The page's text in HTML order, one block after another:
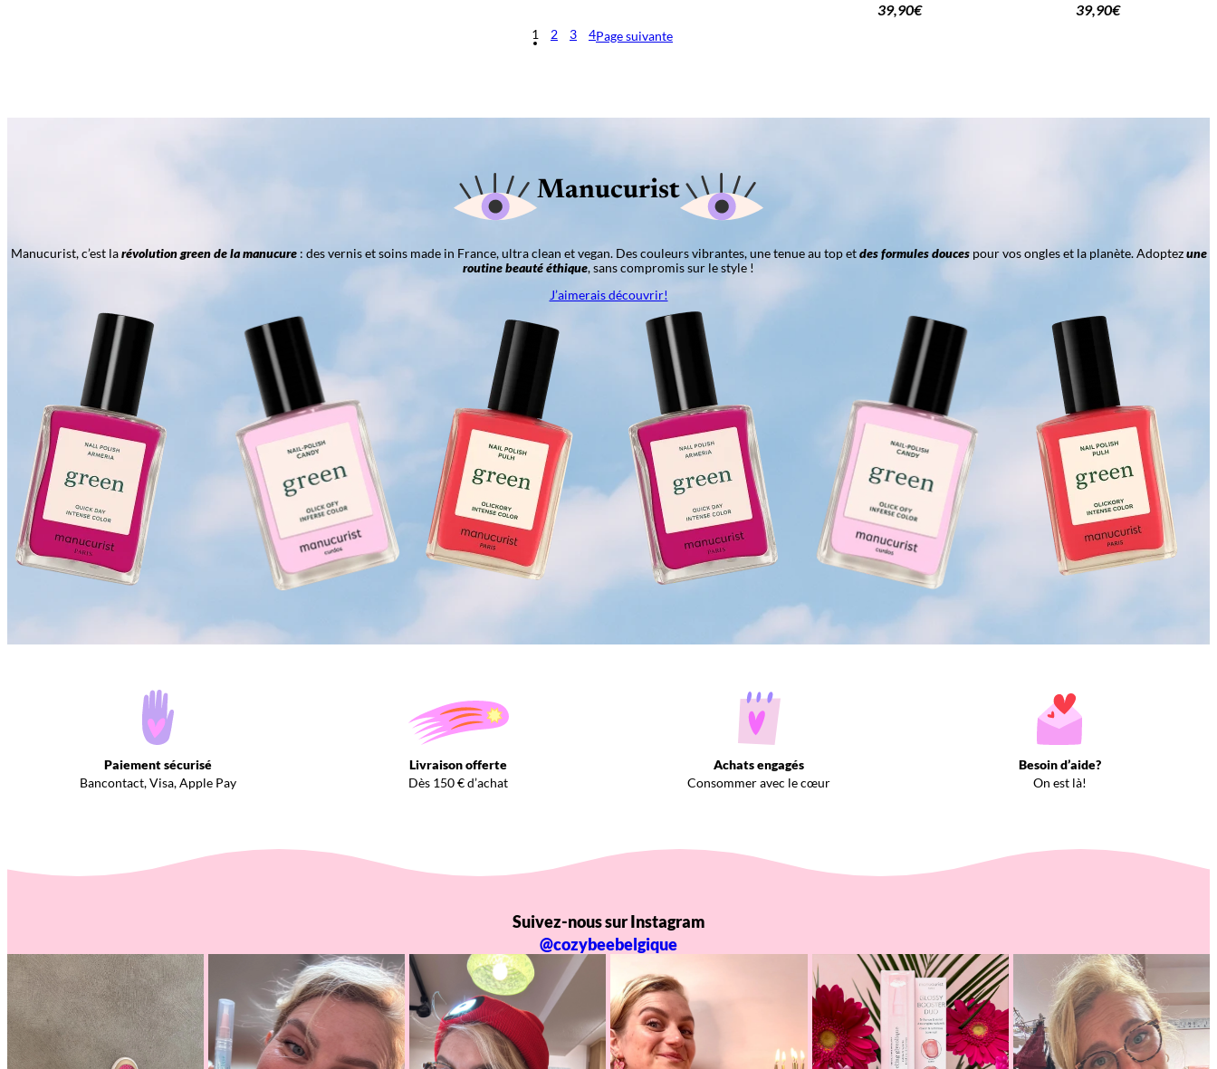
39,90€ 39,90€
1 2 3 4Page suivante
Manucurist
Manucurist, c’est larévolution green de la manucure: des vernis et soins made in France, ultra clean et vegan. Des couleurs vibrantes, une tenue au top etdes formules doucespour vos ongles et la planète. Adoptezune
routine beauté éthique, sans compromis sur le style !
J’aimerais découvrir!
Paiement sécurisé
Bancontact, Visa, Apple Pay
Livraison offerte
Dès 150 € d’achat
Achats engagés
Consommer avec le cœur
Besoin d’aide?
On est là!
Suivez-nous sur Instagram
@cozybeebelgique